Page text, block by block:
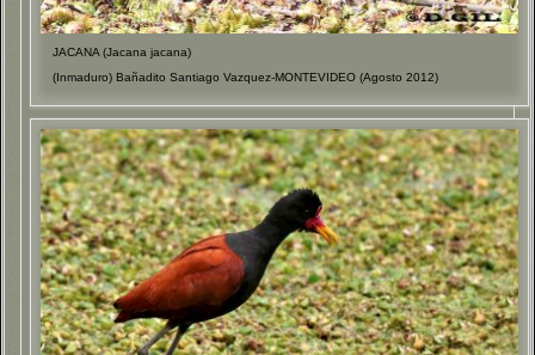
JACANA (Jacana jacana)
(Inmaduro) Bañadito Santiago Vazquez-MONTEVIDEO (Agosto 2012)